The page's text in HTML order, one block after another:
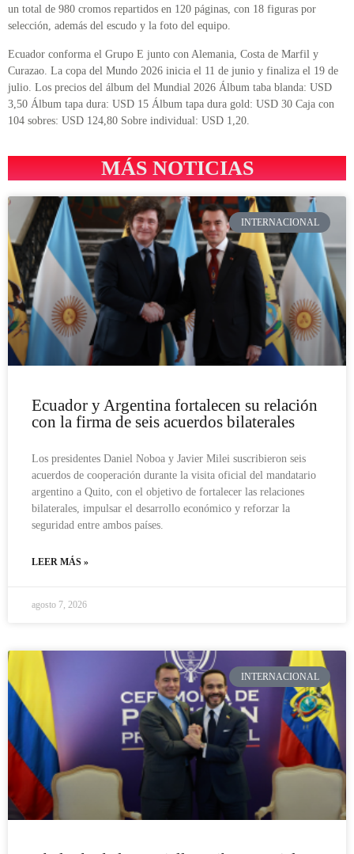
un total de 980 cromos repartidos en 120 páginas, con 18 figuras por
selección, además del escudo y la foto del equipo.
Ecuador conforma el Grupo E junto con Alemania, Costa de Marfil y
Curazao. La copa del Mundo 2026 inicia el 11 de junio y finaliza el 19 de
julio. Los precios del álbum del Mundial 2026 Álbum taba blanda: USD
3,50 Álbum tapa dura: USD 15 Álbum tapa dura gold: USD 30 Caja con
104 sobres: USD 124,80 Sobre individual: USD 1,20.
MÁS NOTICIAS
INTERNACIONAL
Ecuador y Argentina fortalecen su relación
con la firma de seis acuerdos bilaterales
Los presidentes Daniel Noboa y Javier Milei suscribieron seis
acuerdos de cooperación durante la visita oficial del mandatario
argentino a Quito, con el objetivo de fortalecer las relaciones
bilaterales, impulsar el desarrollo económico y reforzar la
seguridad entre ambos países.
LEER MÁS »
agosto 7, 2026
INTERNACIONAL